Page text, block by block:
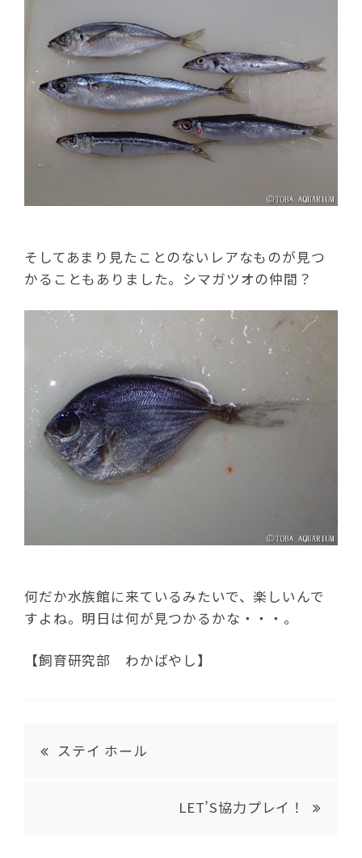
そしてあまり見たことのないレアなものが見つ
かることもありました。シマガツオの仲間？
何だか水族館に来ているみたいで、楽しいんで
すよね。明日は何が見つかるかな・・・。
【飼育研究部 わかばやし】
ステイ ホール
LET’S協力プレイ！